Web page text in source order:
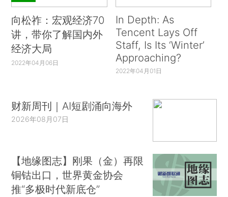
向松祚：宏观经济70
讲，带你了解国内外
经济大局
2022年04月06日
In Depth: As
Tencent Lays Off
Staff, Is Its ‘Winter’
Approaching?
2022年04月01日
财新周刊｜AI短剧涌向海外
2026年08月07日
【地缘图志】刚果（金）再限
铜钴出口，世界黄金协会
推“多极时代新底仓”